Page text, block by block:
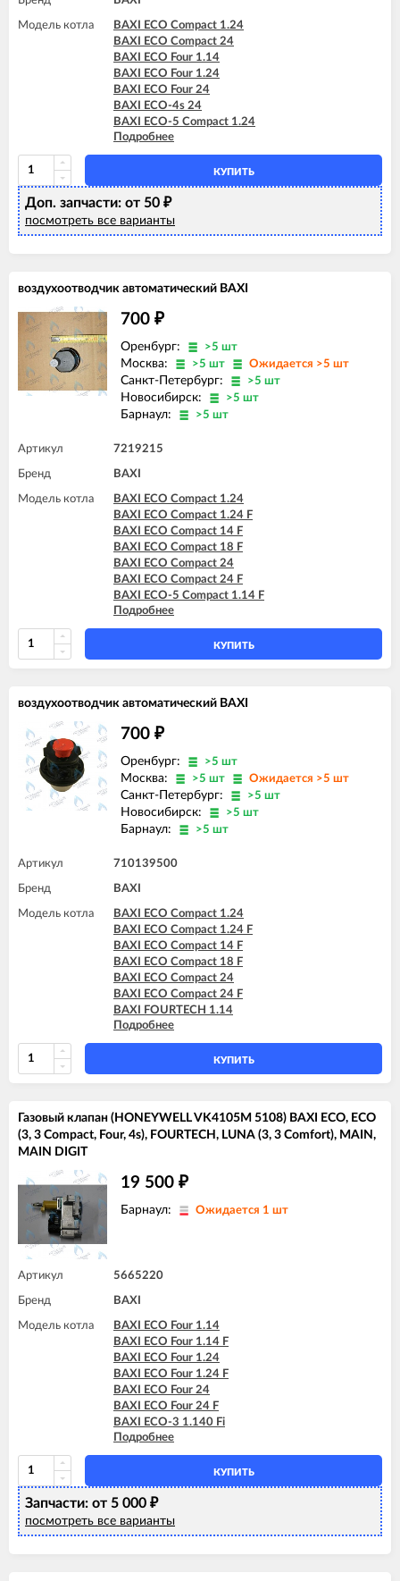
Модель котла
BAXI ECO Compact 1.24
BAXI ECO Compact 24
BAXI ECO Four 1.14
BAXI ECO Four 1.24
BAXI ECO Four 24
BAXI ECO-4s 24
BAXI ECO-5 Compact 1.24
BAXI ECO-5 Compact 24
BAXI FOURTECH 1.14
BAXI FOURTECH 1.24
BAXI FOURTECH 24 (CSB)
BAXI FOURTECH 24 (CSR)
BAXI MAIN Four 24
Подробнее
КУПИТЬ
Доп. запчасти: от 50 ₽
посмотреть все варианты
воздухоотводчик автоматический BAXI
700 ₽
Оренбург: >5 шт
Москва: >5 шт Ожидается >5 шт
Санкт-Петербург: >5 шт
Новосибирск: >5 шт
Барнаул: >5 шт
Артикул 7219215
Бренд BAXI
Модель котла
BAXI ECO Compact 1.24
BAXI ECO Compact 1.24 F
BAXI ECO Compact 14 F
BAXI ECO Compact 18 F
BAXI ECO Compact 24
BAXI ECO Compact 24 F
BAXI ECO-5 Compact 1.14 F
BAXI ECO-5 Compact 1.24
BAXI ECO-5 Compact 14 F
BAXI ECO-5 Compact 18 F
BAXI ECO-5 Compact 24
BAXI FOURTECH 1.14
BAXI FOURTECH 1.14 F
BAXI FOURTECH 1.24
BAXI FOURTECH 1.24 F
BAXI FOURTECH 24 (CSB)
BAXI FOURTECH 24 (CSR)
BAXI FOURTECH 24 F (CSB)
BAXI FOURTECH 24 F (CSR)
BAXI MAIN Four 18 F (серая панель)
BAXI MAIN Four 240 F (белая панель)
BAXI MAIN-5 14 F
BAXI MAIN-5 24 F
Подробнее
КУПИТЬ
воздухоотводчик автоматический BAXI
700 ₽
Оренбург: >5 шт
Москва: >5 шт Ожидается >5 шт
Санкт-Петербург: >5 шт
Новосибирск: >5 шт
Барнаул: >5 шт
Артикул 710139500
Бренд BAXI
Модель котла
BAXI ECO Compact 1.24
BAXI ECO Compact 1.24 F
BAXI ECO Compact 14 F
BAXI ECO Compact 18 F
BAXI ECO Compact 24
BAXI ECO Compact 24 F
BAXI FOURTECH 1.14
BAXI FOURTECH 1.14 F
BAXI FOURTECH 1.24
BAXI FOURTECH 1.24 F
BAXI FOURTECH 24 (CSB)
BAXI FOURTECH 24 F (CSR)
BAXI MAIN Four 18 F (серая панель)
BAXI MAIN-5 24 F
Подробнее
КУПИТЬ
Газовый клапан (HONEYWELL VK4105M 5108) BAXI ECO, ECO
(3, 3 Compact, Four, 4s), FOURTECH, LUNA (3, 3 Comfort), MAIN,
MAIN DIGIT
19 500 ₽
Барнаул: Ожидается 1 шт
Артикул 5665220
Бренд BAXI
Модель котла
BAXI ECO Four 1.14
BAXI ECO Four 1.14 F
BAXI ECO Four 1.24
BAXI ECO Four 1.24 F
BAXI ECO Four 24
BAXI ECO Four 24 F
BAXI ECO-3 1.140 Fi
BAXI ECO-3 1.240 Fi
BAXI ECO-3 240 Fi
BAXI ECO-3 280 Fi
BAXI ECO-3 Compact 1.140 Fi
BAXI ECO-3 Compact 1.140 I
BAXI ECO-3 Compact 1.240 Fi
Подробнее
КУПИТЬ
Запчасти: от 5 000 ₽
посмотреть все варианты